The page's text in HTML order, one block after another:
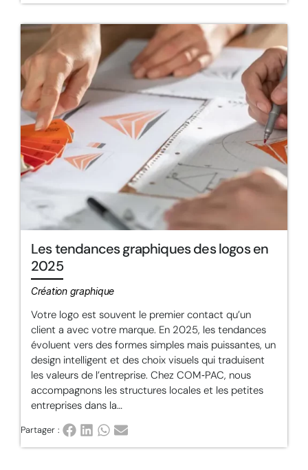
Les tendances graphiques des logos en
2025
Création graphique
Votre logo est souvent le premier contact qu’un
client a avec votre marque. En 2025, les tendances
évoluent vers des formes simples mais puissantes, un
design intelligent et des choix visuels qui traduisent
les valeurs de l’entreprise. Chez COM‑PAC, nous
accompagnons les structures locales et les petites
entreprises dans la…
Partager :